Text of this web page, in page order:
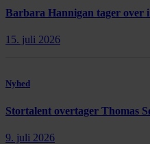
Barbara Hannigan tager over
15. juli 2026
Nyhed
Stortalent overtager Thomas
9. juli 2026